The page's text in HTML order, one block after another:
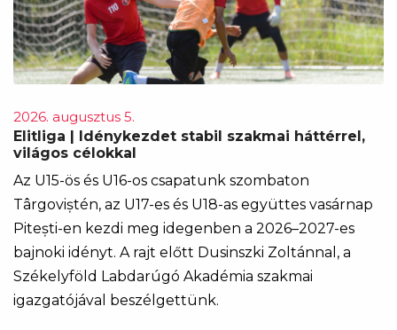
2026. augusztus 5.
Elitliga | Idénykezdet stabil szakmai háttérrel,
világos célokkal
Az U15-ös és U16-os csapatunk szombaton
Târgoviștén, az U17-es és U18-as együttes vasárnap
Pitești-en kezdi meg idegenben a 2026–2027-es
bajnoki idényt. A rajt előtt Dusinszki Zoltánnal, a
Székelyföld Labdarúgó Akadémia szakmai
igazgatójával beszélgettünk.